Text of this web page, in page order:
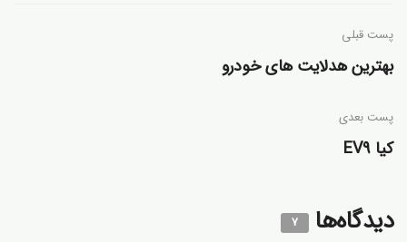
پست قبلی
بهترین هدلایت های خودرو
پست‌ بعدی
کیا EV9
دیدگاه‌ها ۷